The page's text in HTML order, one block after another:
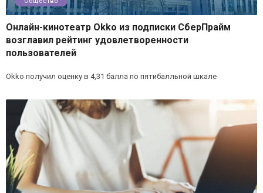
Онлайн-кинотеатр Okko из подписки СберПрайм
возглавил рейтинг удовлетворенности
пользователей
Okko получил оценку в 4,31 балла по пятибалльной шкале